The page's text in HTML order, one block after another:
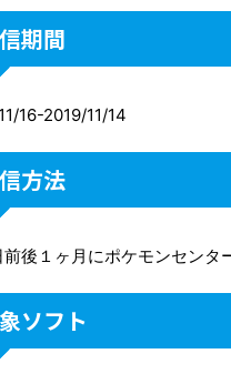
期間
16-2019/11/14
方法
後１ヶ月にポケモンセンタ
ソフト